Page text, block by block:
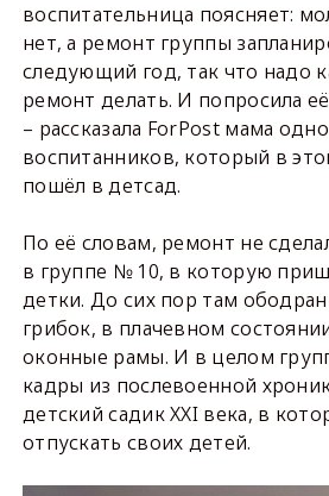
воспитательница поясняет:
нет, а ремонт группы
следующий год, так что надо
ремонт делать. И попросила
– рассказала ForPost мама
воспитанников, который в
пошёл в детсад.
По её словам, ремонт не
в группе № 10, в которую
детки. До сих пор там
грибок, в плачевном
оконные рамы. И в целом
кадры из послевоенной
детский садик XXI века, в
отпускать своих детей.